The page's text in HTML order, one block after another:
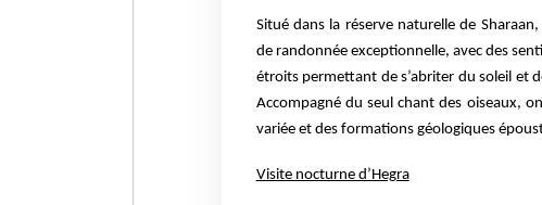
Situé dans la réserve naturelle de
de randonnée exceptionnelle, avec des
étroits permettant de s’abriter du soleil et
Accompagné du seul chant des oiseaux,
variée et des formations géologiques
Visite nocturne d’Hegra